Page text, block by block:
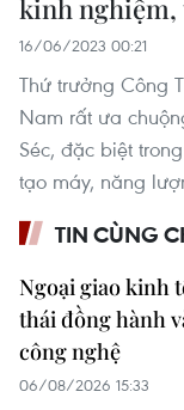
kinh nghiệm,
16/06/2023 00:21
Thứ trưởng Công
Nam rất ưa
Séc, đặc biệt
tạo máy, năng
TIN CÙNG
Ngoại giao kinh
thái đồng hành
công nghệ
06/08/2026 15:33